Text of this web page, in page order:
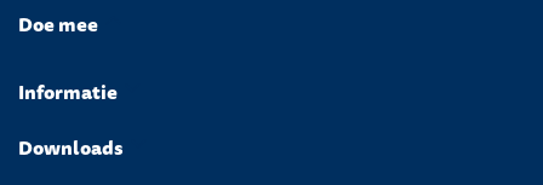
Doe mee
Informatie
Downloads